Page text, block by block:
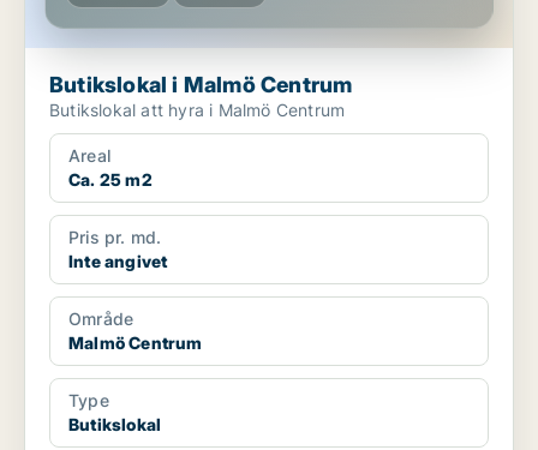
Butikslokal i Malmö Centrum
Butikslokal att hyra i Malmö Centrum
Areal
Ca. 25 m2
Pris pr. md.
Inte angivet
Område
Malmö Centrum
Type
Butikslokal